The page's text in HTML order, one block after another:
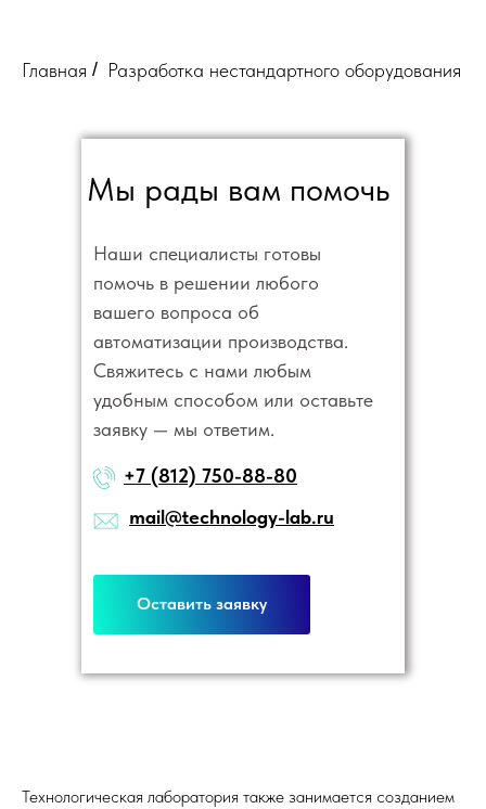
Главная / Разработка нестандартного оборудования
Наши специалисты готовы
помочь в решении любого
вашего вопроса об
автоматизации производства.
Свяжитесь с нами любым
удобным способом или оставьте
заявку — мы ответим.
+7 (812) 750-88-80
mail@technology-lab.ru
Оставить заявку
Мы рады вам помочь
Технологическая лаборатория также занимается созданием